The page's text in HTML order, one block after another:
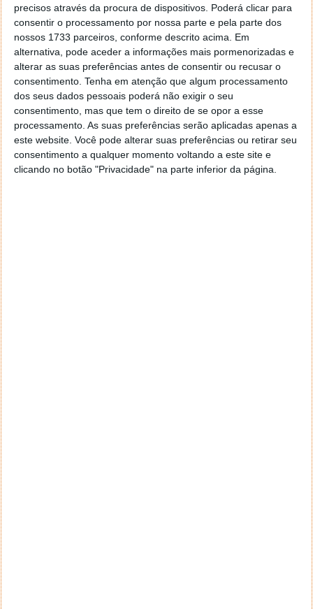
precisos através da procura de dispositivos. Poderá clicar para
consentir o processamento por nossa parte e pela parte dos
nossos 1733 parceiros, conforme descrito acima. Em
alternativa, pode aceder a informações mais pormenorizadas e
alterar as suas preferências antes de consentir ou recusar o
consentimento. Tenha em atenção que algum processamento
dos seus dados pessoais poderá não exigir o seu
consentimento, mas que tem o direito de se opor a esse
processamento. As suas preferências serão aplicadas apenas a
este website. Você pode alterar suas preferências ou retirar seu
consentimento a qualquer momento voltando a este site e
clicando no botão "Privacidade" na parte inferior da página.
Proponha uma correção, faça uma sugestão
Autor:Pedro Simões
soundCloud Spotify
PRÓXIMO ARTIGO
BlackBerry abandona definitivamente o fabrico de